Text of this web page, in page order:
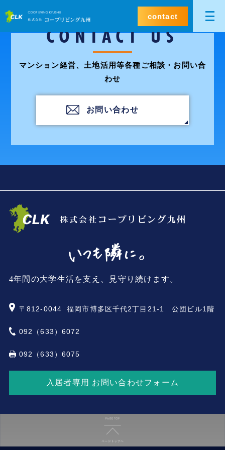
contact
CONTACT US
マンション経営、土地活用等各種ご相談・お問い合
わせ
お問い合わせ
4年間の大学生活を支え、見守り続けます。
〒812-0044 福岡市博多区千代2丁目21-1 公団ビル1階
092（633）6072
092（633）6075
入居者専用 お問い合わせフォーム